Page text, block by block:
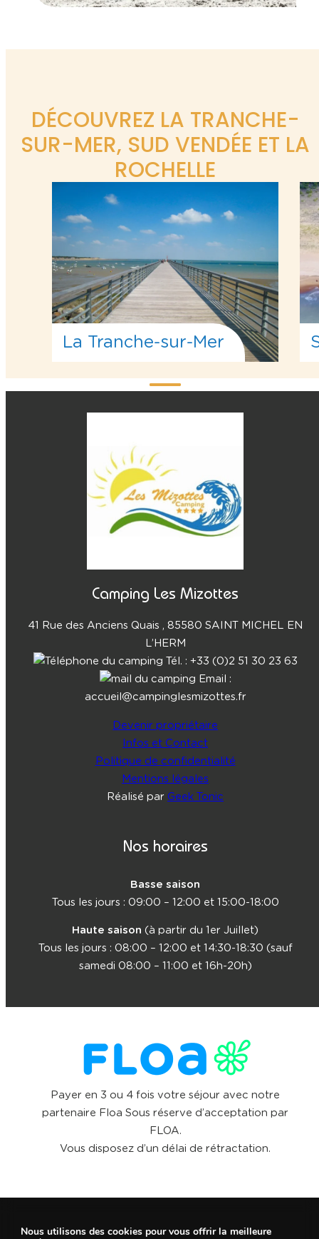
DÉCOUVREZ LA TRANCHE-
SUR-MER, SUD VENDÉE ET LA
ROCHELLE
La Tranche-sur-Mer
Camping Les Mizottes
41 Rue des Anciens Quais , 85580 SAINT MICHEL EN
L’HERM
Tél. : +33 (0)2 51 30 23 63
Email :
accueil@campinglesmizottes.fr
Devenir propriétaire
Infos et Contact
Politique de confidentialité
Mentions légales
Réalisé par Geek Tonic
Nos horaires
Basse saison
Tous les jours : 09:00 – 12:00 et 15:00-18:00
Haute saison (à partir du 1er Juillet)
Tous les jours : 08:00 – 12:00 et 14:30-18:30 (sauf
samedi 08:00 – 11:00 et 16h-20h)
Payer en 3 ou 4 fois votre séjour avec notre
partenaire Floa Sous réserve d’acceptation par
FLOA.
Vous disposez d’un délai de rétractation.
Nous utilisons des cookies pour vous offrir la meilleure